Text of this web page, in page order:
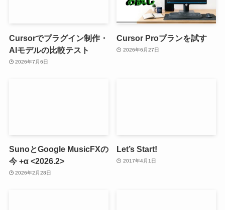
Cursorでプラグイン制作・
AIモデルの比較テスト
2026年7月6日
Cursor Proプランを試す
2026年6月27日
SunoとGoogle MusicFXの
今 +α <2026.2>
2026年2月28日
Let’s Start!
2017年4月1日